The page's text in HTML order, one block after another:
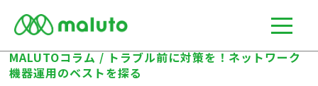
MALUTOコラム/トラブル前に対策を！ネットワーク
機器運用のベストを探る